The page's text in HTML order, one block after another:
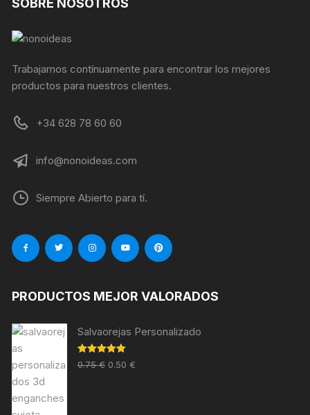
SOBRE NOSOTROS
Trabajamos contínuamente para encontrar los mejores
productos para nuestros clientes.
+34 628 78 60 60
info@nonoideas.com
Siempre Abierto para tí.
PRODUCTOS MEJOR VALORADOS
Salvaorejas Personalizado
Valorado en
5.00de 5
0.75€ 0.50 €